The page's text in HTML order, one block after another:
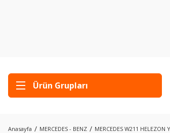
Ürün Grupları
Anasayfa MERCEDES - BENZ MERCEDES W211